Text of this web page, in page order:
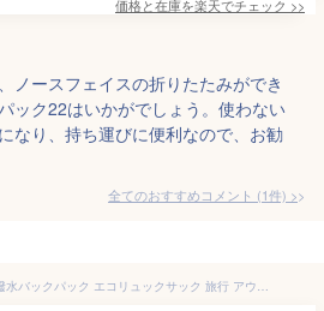
価格と在庫を楽天でチェック >>
ノースフェイスの折りたたみができ
ック22はいかがでしょう。使わない
なり、持ち運びに便利なので、お勧
全てのおすすめコメント (1件) >
折り畳みリュック 防水撥水バックパック エコリュックサック 旅行 アウトドア 防災 コンパクト メッシュポケット付き LST-FLBB25C